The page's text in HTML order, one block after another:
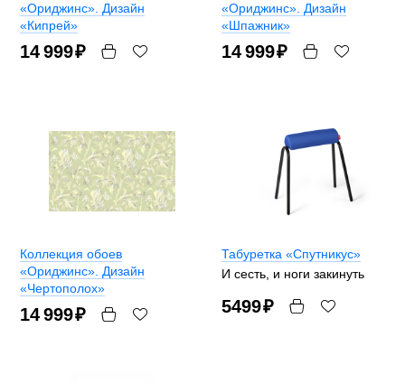
«Ориджинс». Дизайн
«Кипрей»
14 999₽
«Ориджинс». Дизайн
«Шпажник»
14 999₽
Коллекция обоев
«Ориджинс». Дизайн
«Чертополох»
14 999₽
Табуретка «Спутникус»
И сесть, и ноги закинуть
5499₽